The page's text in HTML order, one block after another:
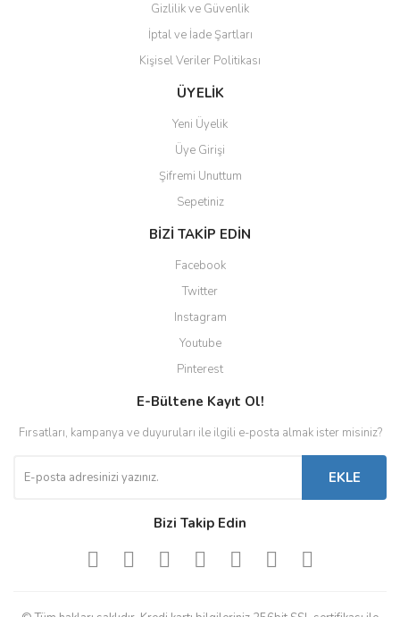
Gönder
Gizlilik ve Güvenlik
İptal ve İade Şartları
Kişisel Veriler Politikası
ÜYELİK
Yeni Üyelik
Üye Girişi
Şifremi Unuttum
Sepetiniz
BİZİ TAKİP EDİN
Facebook
Twitter
Instagram
Youtube
Pinterest
E-Bültene Kayıt Ol!
Fırsatları, kampanya ve duyuruları ile ilgili e-posta almak ister misiniz?
EKLE
Bizi Takip Edin